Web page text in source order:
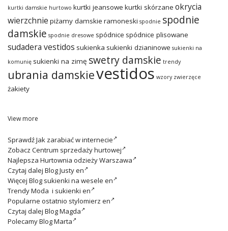
kurtki damskie hurtowo kurtki jeansowe kurtki skórzane okrycia
wierzchnie piżamy damskie ramoneski spodnie spodnie
damskie spodnie dresowe spódnice spódnice plisowane
sudadera vestidos sukienka sukienki dzianinowe sukienki na
komunię sukienki na zimę swetry damskie trendy
ubrania damskievestidos wzory zwierzęce
żakiety
View more
SprawdźJak zarabiać w internecie
Zobacz Centrum sprzedaży hurtowej
Najlepsza Hurtownia odzieży Warszawa
Czytaj dalej Blog Justy en
Więcej Blog sukienki na wesele en
TrendyModa i sukienki en
Popularne ostatnio stylomierz en
Czytaj dalej Blog Magda
PolecamyBlog Marta